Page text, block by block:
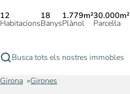
12
Habitacions
18
Banys
1.779m²
Plànol
30.000m²
Parcel·la
Busca tots els nostres immobles
Girona Girones